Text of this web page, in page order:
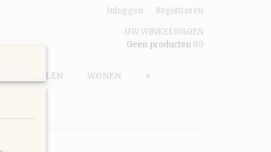
Inloggen Registreren
UW WINKELWAGEN
Geen producten (0)
PUZZELEN WONEN +